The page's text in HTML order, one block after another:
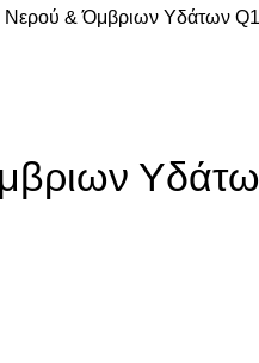
Νερού & Όμβριων Υδάτων